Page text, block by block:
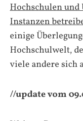
Hochschulen
Instanzen
einige
Hochschulwelt,
viele andere sich
//update vom